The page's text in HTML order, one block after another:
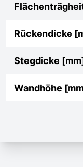
Rückendicke
Stegdicke
Wandhöhe